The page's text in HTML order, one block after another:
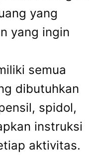
yang
yang ingin
semua
dibutuhkan
spidol,
instruksi
aktivitas.